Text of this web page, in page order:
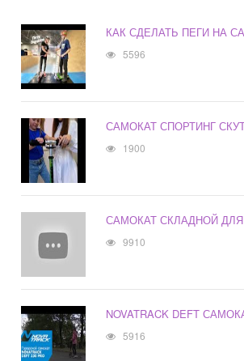
КАК СДЕЛАТЬ ПЕГИ НА
5596
САМОКАТ СПОРТИНГ
1900
САМОКАТ СКЛАДНОЙ
9910
NOVATRACK DEFT
5916